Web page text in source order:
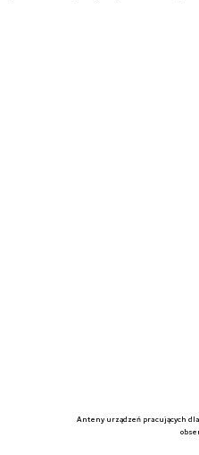
Anteny urządzeń pracujących